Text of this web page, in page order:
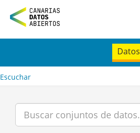
n
t
Datos
Escuchar